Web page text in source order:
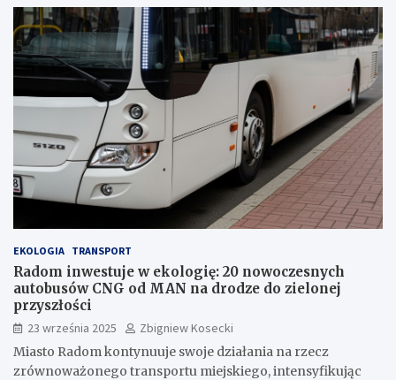
EKOLOGIA TRANSPORT
Radom inwestuje w ekologię: 20 nowoczesnych
autobusów CNG od MAN na drodze do zielonej
przyszłości
23 września 2025
Zbigniew Kosecki
Miasto Radom kontynuuje swoje działania na rzecz
zrównoważonego transportu miejskiego, intensyfikując